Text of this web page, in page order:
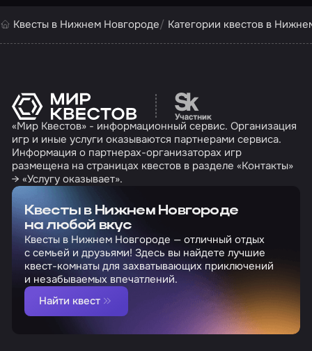
Квесты в Нижнем Новгороде Категории квестов в
Перейти на сайт
«Мир Квестов» - информационный сервис. Организация
игр и иные услуги оказываются партнерами сервиса.
Информация о партнерах-организаторах игр
размещена на страницах квестов в разделе «Контакты»
→ «Услугу оказывает».
Квесты в Нижнем Новгороде
на любой вкус
Квесты в Нижнем Новгороде — отличный отдых
с семьей и друзьями! Здесь вы найдете лучшие
квест-комнаты для захватывающих приключений
и незабываемых впечатлений.
Найти квест